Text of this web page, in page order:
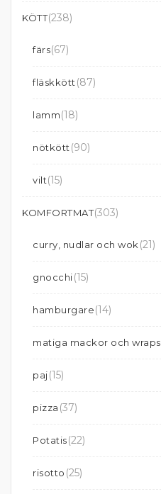
KÖTT(238)
färs(67)
fläskkött(87)
lamm(18)
nötkött(90)
vilt(15)
KOMFORTMAT(303)
curry, nudlar och wok(21)
gnocchi(15)
hamburgare(14)
matiga mackor och wraps
paj(15)
pizza (37)
Potatis(22)
risotto (25)